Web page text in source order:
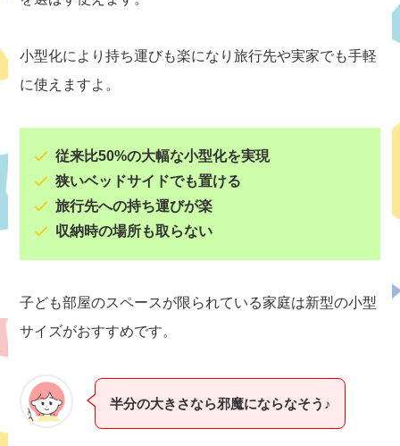
小型化により持ち運びも楽になり旅行先や実家でも手軽
に使えますよ。
従来比50%の大幅な小型化を実現
狭いベッドサイドでも置ける
旅行先への持ち運びが楽
収納時の場所も取らない
子ども部屋のスペースが限られている家庭は新型の小型
サイズがおすすめです。
半分の大きさなら邪魔にならなそう♪